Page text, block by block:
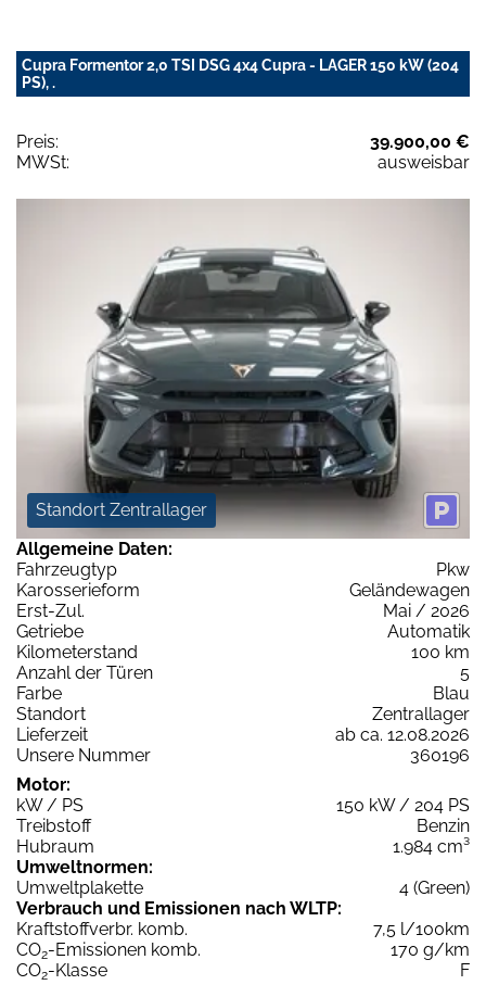
Cupra Formentor 2,0 TSI DSG 4x4 Cupra - LAGER 150 kW (204
PS), .
Preis:
39.900,00 €
MWSt:
ausweisbar
Standort Zentrallager
Allgemeine Daten:
Fahrzeugtyp
Pkw
Karosserieform
Geländewagen
Erst-Zul.
Mai / 2026
Getriebe
Automatik
Kilometerstand
100 km
Anzahl der Türen
5
Farbe
Blau
Standort
Zentrallager
Lieferzeit
ab ca. 12.08.2026
Unsere Nummer
360196
Motor:
kW / PS
150 kW / 204 PS
Treibstoff
Benzin
Hubraum
1.984 cm³
Umweltnormen:
Umweltplakette
4 (Green)
Verbrauch und Emissionen nach WLTP:
Kraftstoffverbr. komb.
7,5 l/100km
CO2-Emissionen komb.
170 g/km
CO2-Klasse
F